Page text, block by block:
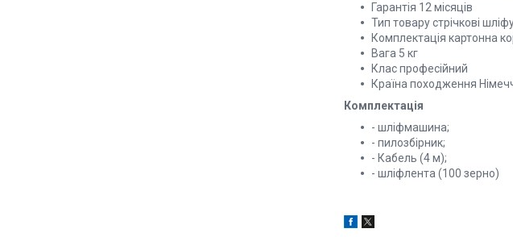
Гарантія 12 місяців
Тип товару стрічкові
Комплектація картонна
Вага 5 кг
Клас професійний
Країна походження
Комплектація
- шліфмашина;
- пилозбірник;
- Кабель (4 м);
- шліфлента (100 зерно)